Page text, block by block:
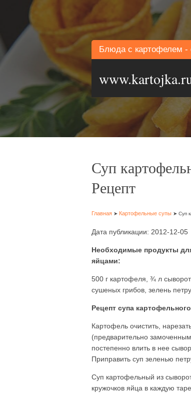
Блюда с картофелем -
Суп
Рецепт
Главная ➤ Картофельные супы ➤ Суп
Дата публикации: 2012-12-05
Необходимые продукты
яйцами:
500 г картофеля, ¾ л
сушеных грибов, зелень
Рецепт супа
Картофель очистить,
(предварительно
постепенно влить в нее
Приправить суп зеленью
Суп картофельный из
кружочков яйца в каждую